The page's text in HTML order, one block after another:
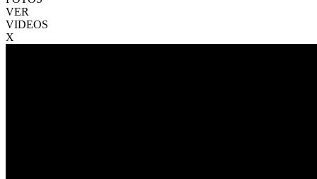
VER
VIDEOS
X